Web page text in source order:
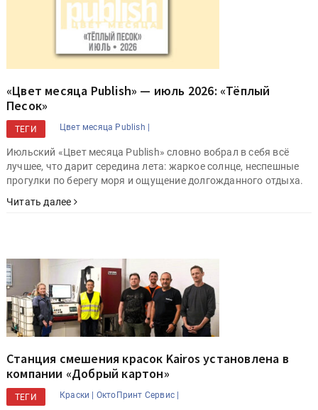
«Цвет месяца Publish» — июль 2026: «Тёплый
Песок»
ТЕГИ Цвет месяца Publish |
Июльский «Цвет месяца Publish» словно вобрал в себя всё
лучшее, что дарит середина лета: жаркое солнце, неспешные
прогулки по берегу моря и ощущение долгожданного отдыха.
Читать далее
Cтанция смешения красок Kairos установлена в
компании «Добрый картон»
ТЕГИ Краски | ОктоПринт Сервис |